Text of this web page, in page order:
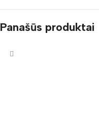
Panašūs produktai